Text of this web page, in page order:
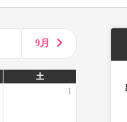
9月
土
1